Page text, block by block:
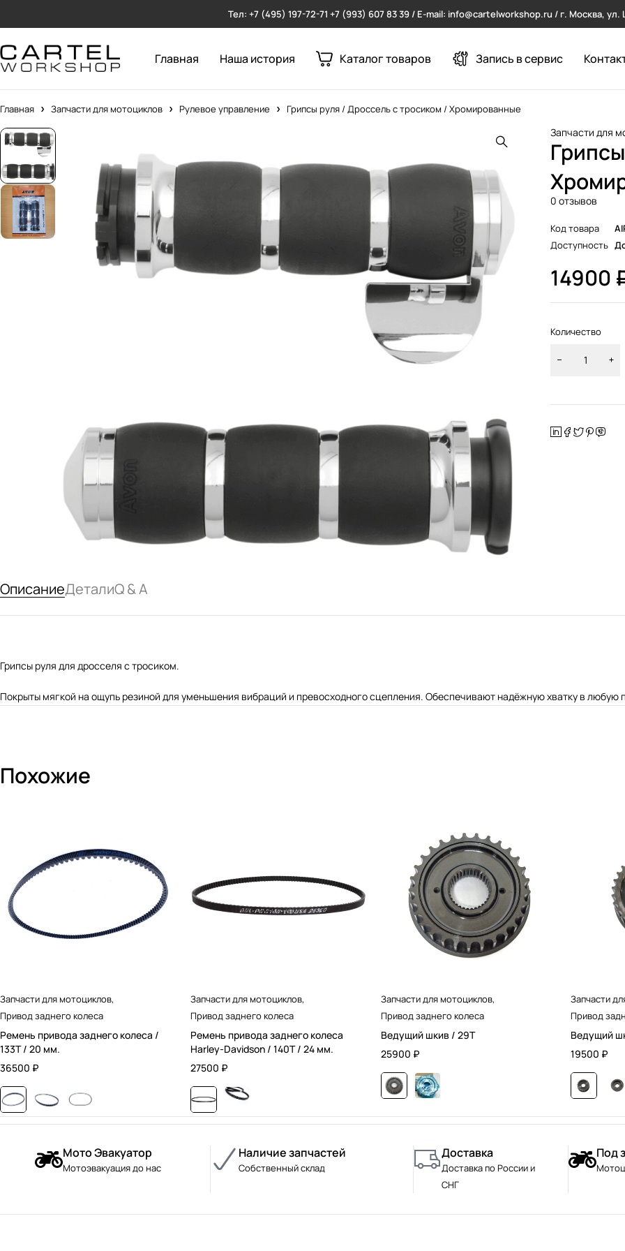
Тел: +7 (495) 197-72-71 +7 (993) 607 83 39 / E-mail: info@cartelworkshop.ru / г. Москва,
Главная Наша история Каталог товаров Запись в сервис
Главная Запчасти для мотоциклов Рулевое управление Грипсы руля / Дроссель с тросиком / Хромированные
Запчасти для
0 отзывов
Код товара
Доступность
14900
Количество
ОписаниеДеталиQ & A
Грипсы руля для дросселя с тросиком.
Покрыты мягкой на ощупь резиной для уменьшения вибраций и превосходного сцепления. Обеспечивают надёжную хватку в любую
Похожие
Запчасти для мотоциклов,
Привод заднего колеса
Ремень привода заднего колеса /
133T / 20 мм.
36500 ₽
Запчасти для мотоциклов,
Привод заднего колеса
Ремень привода заднего колеса
Harley-Davidson / 140T / 24 мм.
27500 ₽
Запчасти для мотоциклов,
Привод заднего колеса
Ведущий шкив / 29T
25900 ₽
Запчасти
Привод
Ведущий
19500 ₽
Мото Эвакуатор
Мотоэвакуация до нас
Наличие запчастей
Собственный склад
Доставка
Доставка по России и
СНГ
Под